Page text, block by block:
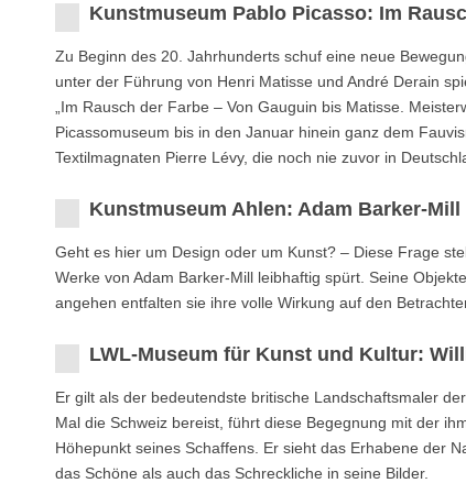
Kunstmuseum Pablo Picasso: Im
Zu Beginn des 20. Jahrhunderts schuf eine neue
unter der Führung von Henri Matisse und André Derain
„Im Rausch der Farbe – Von Gauguin bis Matisse.
Picassomuseum bis in den Januar hinein ganz dem
Textilmagnaten Pierre Lévy, die noch nie zuvor in
Kunstmuseum Ahlen: Adam Barker-Mill
Geht es hier um Design oder um Kunst? – Diese Frage
Werke von Adam Barker-Mill leibhaftig spürt. Seine
angehen entfalten sie ihre volle Wirkung auf den
LWL-Museum für Kunst und Kultur:
Er gilt als der bedeutendste britische Landschaftsmaler
Mal die Schweiz bereist, führt diese Begegnung mit der
Höhepunkt seines Schaffens. Er sieht das Erhabene der
das Schöne als auch das Schreckliche in seine Bilder.